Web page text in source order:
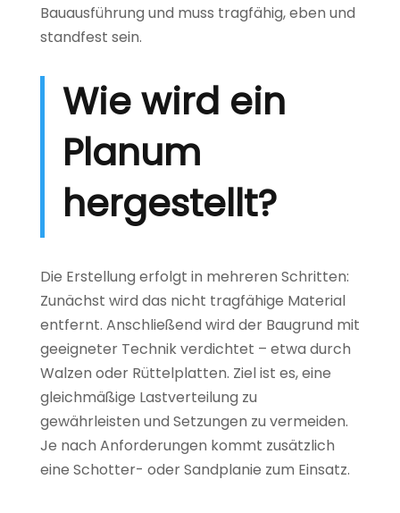
Bauausführung und muss tragfähig, eben und
standfest sein.
Wie wird ein
Planum
hergestellt?
Die Erstellung erfolgt in mehreren Schritten:
Zunächst wird das nicht tragfähige Material
entfernt. Anschließend wird der Baugrund mit
geeigneter Technik verdichtet – etwa durch
Walzen oder Rüttelplatten. Ziel ist es, eine
gleichmäßige Lastverteilung zu
gewährleisten und Setzungen zu vermeiden.
Je nach Anforderungen kommt zusätzlich
eine Schotter- oder Sandplanie zum Einsatz.